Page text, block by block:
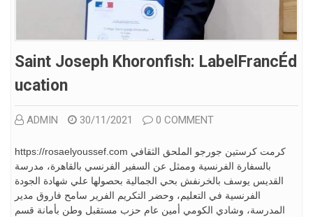
Saint Joseph Khoronfish: LabelFrancÉd
Ucation
ADMIN 30/11/2021 0 COMMENT
https://rosaelyoussef.com كرمت كرستين جورجو الملحق الثقافي
بالسفارة الفرنسية وممثل عن السفير الفرنسي بالقاهرة، مدرسة
القديس يوسف بالخرنفش بحي الجمالية بحصولها علي شهادة الجودة
الفرنسية في التعليم، وحضر التكريم الفرير سامح فاروق مدير
المدرسة، وشادي الكومي أمين عام حزب مستقبل وطن بأمانة قسم